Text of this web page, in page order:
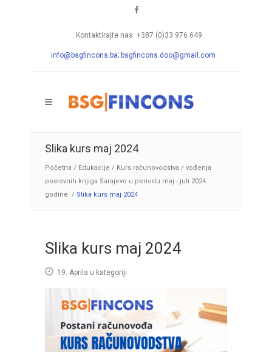
Kontaktirajte nas: +387 (0)33 976 649
info@bsgfincons.ba; bsgfincons.doo@gmail.com
Slika kurs maj 2024
Početna / Edukacije / Kurs računovodstva / vođenja
poslovnih knjiga Sarajevo u periodu maj - juli 2024.
godine. / Slika kurs maj 2024
Slika kurs maj 2024
19. Aprila u kategoriji